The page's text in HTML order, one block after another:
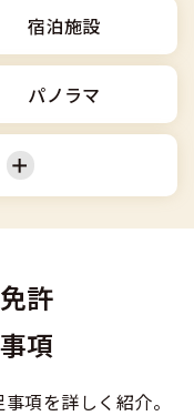
)
5522
宿泊施設
パノラマ
普通二輪
準中型車
許
項
項を詳しく紹介。